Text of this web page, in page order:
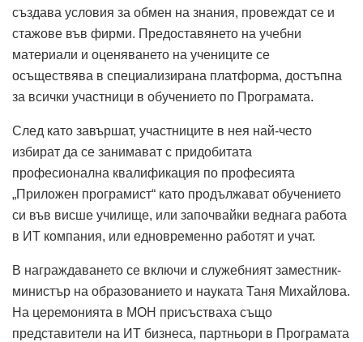
създава условия за обмен на знания, провеждат се и
стажове във фирми. Предоставянето на учебни
материали и оценяването на учениците се
осъществява в специализирана платформа, достъпна
за всички участници в обучението по Програмата.
След като завършат, участниците в нея най-често
избират да се занимават с придобитата
професионална квалификация по професията
„Приложен програмист“ като продължават обучението
си във висше училище, или започвайки веднага работа
в ИТ компания, или едновременно работят и учат.
В награждаването се включи и служебният заместник-
министър на образованието и науката Таня Михайлова.
На церемонията в МОН присъстваха също
представители на ИТ бизнеса, партньори в Програмата